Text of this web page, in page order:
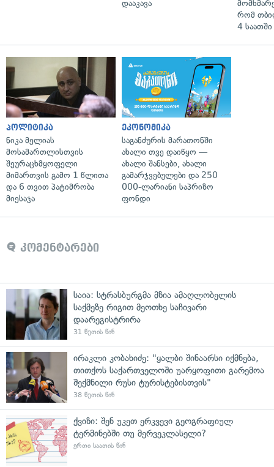
დააკავა
რომ
4
პოლიტიკა
ნიკა მელიას
მოსამართლისთვის
შეურაცხმყოფელი
მიმართვის გამო 1 წლითა
და 6 თვით პატიმრობა
მიესაჯა
ეკონომიკა
საგანძურის მარათონში
ახალი თვე დაიწყო —
ახალი შანსები, ახალი
გამარჯვებულები და 250
000-ლარიანი საპრიზო
ფონდი
კომენტარები
საია: სტრასბურგმა მზია ამაღლობელის
საქმეზე რიგით მეოთხე საჩივარი
დაარეგისტრირა
31 წუთის წინ
ირაკლი კობახიძე: "ყალბი შინაარსი იქმნება,
თითქოს საქართველოში უარყოფითი გარემოა
შექმნილი რუსი ტურისტებისთვის"
38 წუთის წინ
ქვიზი: შენ უკეთ ერკვევი გეოგრაფიულ
ტერმინებში თუ მერვეკლასელი?
ერთი საათის წინ